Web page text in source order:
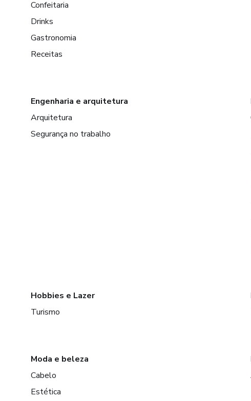
Confeitaria
Drinks
Gastronomia
Receitas
Engenharia e arquitetura
Arquitetura
Segurança no trabalho
Hobbies e Lazer
Turismo
Moda e beleza
Cabelo
Estética